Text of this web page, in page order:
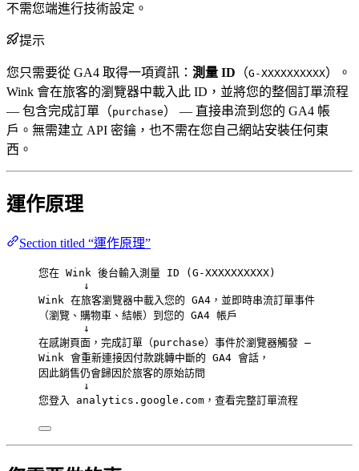
不需您端進行技術設定。
提示
您只需要從 GA4 取得一項資訊： 測量 ID （G-XXXXXXXXXX）。
Wink 會在旅客的瀏覽器中載入此 ID，並將您的整個訂單流程
— 包含完成訂單（purchase） — 直接串流到您的 GA4 帳
戶。無需建立 API 密鑰，也不需在您自己網站安裝任何東
西。
運作原理
Section titled “運作原理”
您在 Wink 後台輸入測量 ID (G-XXXXXXXXXX)
↓
Wink 在旅客瀏覽器中載入您的 GA4，並即時串流訂單事件
（瀏覽、購物車、結帳）到您的 GA4 帳戶
↓
在感謝頁面，完成訂單（purchase）事件於瀏覽器觸發 —
Wink 會重新連接因付款跳轉中斷的 GA4 會話，
因此銷售仍會歸因於旅客的原始訪問
↓
您登入 analytics.google.com，查看完整訂單流程